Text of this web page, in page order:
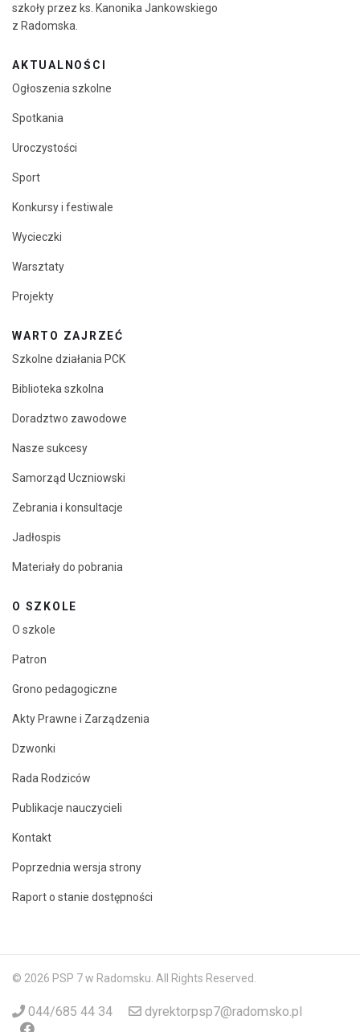
szkoły przez ks. Kanonika Jankowskiego
z Radomska.
AKTUALNOŚCI
Ogłoszenia szkolne
Spotkania
Uroczystości
Sport
Konkursy i festiwale
Wycieczki
Warsztaty
Projekty
WARTO ZAJRZEĆ
Szkolne działania PCK
Biblioteka szkolna
Doradztwo zawodowe
Nasze sukcesy
Samorząd Uczniowski
Zebrania i konsultacje
Jadłospis
Materiały do pobrania
O SZKOLE
O szkole
Patron
Grono pedagogiczne
Akty Prawne i Zarządzenia
Dzwonki
Rada Rodziców
Publikacje nauczycieli
Kontakt
Poprzednia wersja strony
Raport o stanie dostępności
© 2026 PSP 7 w Radomsku. All Rights Reserved.
044/685 44 34 dyrektorpsp7@radomsko.pl